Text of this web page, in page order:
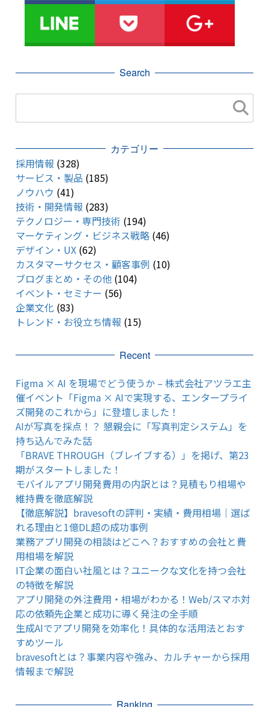
Search
カテゴリー
採用情報 (328)
サービス・製品 (185)
ノウハウ (41)
技術・開発情報 (283)
テクノロジー・専門技術 (194)
マーケティング・ビジネス戦略(46)
デザイン・UX(62)
カスタマーサクセス・顧客事例 (10)
ブログまとめ・その他(104)
イベント・セミナー (56)
企業文化 (83)
トレンド・お役立ち情報 (15)
Recent
Figma × AI を現場でどう使うか – 株式会社アツラエ主
催イベント「Figma × AIで実現する、エンタープライ
ズ開発のこれから」に登壇しました！
AIが写真を採点！？ 懇親会に「写真判定システム」を
持ち込んでみた話
「BRAVE THROUGH（ブレイブする）」を掲げ、第23
期がスタートしました！
モバイルアプリ開発費用の内訳とは？見積もり相場や
維持費を徹底解説
【徹底解説】bravesoftの評判・実績・費用相場｜選ば
れる理由と1億DL超の成功事例
業務アプリ開発の相談はどこへ？おすすめの会社と費
用相場を解説
IT企業の面白い社風とは？ユニークな文化を持つ会社
の特徴を解説
アプリ開発の外注費用・相場がわかる！Web/スマホ対
応の依頼先企業と成功に導く発注の全手順
生成AIでアプリ開発を効率化！具体的な活用法とおす
すめツール
bravesoftとは？事業内容や強み、カルチャーから採用
情報まで解説